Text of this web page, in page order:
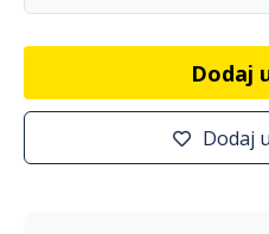
Dodaj
Dodaj